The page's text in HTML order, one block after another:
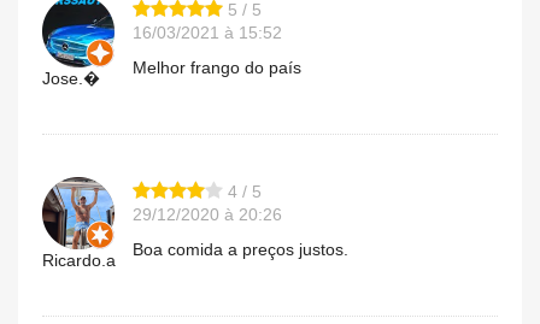
Jose.�
5 / 5
16/03/2021 à 15:52
Melhor frango do país
Ricardo.a
4 / 5
29/12/2020 à 20:26
Boa comida a preços justos.